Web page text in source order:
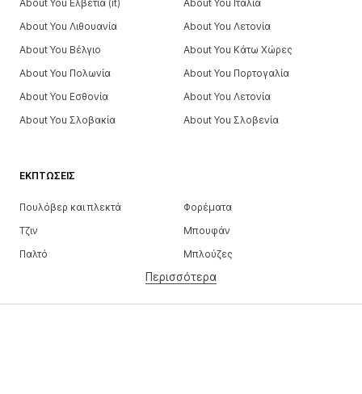
ΕΚΠΤΏΣΕΙΣ
Πουλόβερ και πλεκτά
Φορέματα
Τζιν
Μπουφάν
Παλτό
Μπλούζες
Εσώρουχα
Περισσότερα
About You Ελβετία (it)
About You Ιταλία
About You Λιθουανία
About You Λετονία
About You Βέλγιο
About You Κάτω Χώρες
About You Πολωνία
About You Πορτογαλία
About You Εσθονία
About You Λετονία
About You Σλοβακία
About You Σλοβενία